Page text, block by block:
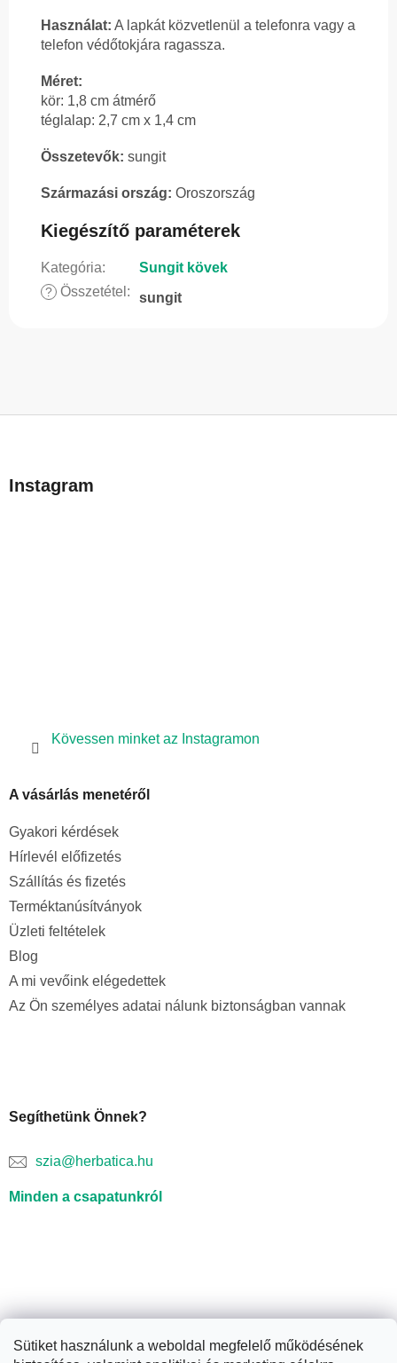
Sütiket használunk a weboldal megfelelő működésének
Használat: A lapkát közvetlenül a telefonra vagy a
telefon védőtokjára ragassza.
Méret:
kör: 1,8 cm átmérő
téglalap: 2,7 cm x 1,4 cm
Összetevők: sungit
Származási ország: Oroszország
Kiegészítő paraméterek
Kategória: Sungit kövek
? Összetétel : sungit
Instagram
Kövessen minket az Instagramon
A vásárlás menetéről
Gyakori kérdések
Hírlevél előfizetés
Szállítás és fizetés
Terméktanúsítványok
Üzleti feltételek
Blog
A mi vevőink elégedettek
Az Ön személyes adatai nálunk biztonságban vannak
Segíthetünk Önnek?
szia@herbatica.hu
Minden a csapatunkról